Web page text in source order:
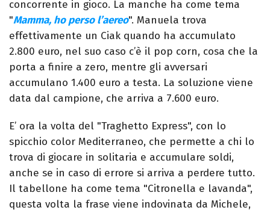
concorrente in gioco. La manche ha come tema
"Mamma, ho perso l’aereo". Manuela trova
effettivamente un Ciak quando ha accumulato
2.800 euro, nel suo caso c’è il pop corn, cosa che la
porta a finire a zero, mentre gli avversari
accumulano 1.400 euro a testa. La soluzione viene
data dal campione, che arriva a 7.600 euro.
E’ ora la volta del "Traghetto Express", con lo
spicchio color Mediterraneo, che permette a chi lo
trova di giocare in solitaria e accumulare soldi,
anche se in caso di errore si arriva a perdere tutto.
Il tabellone ha come tema "Citronella e lavanda",
questa volta la frase viene indovinata da Michele,